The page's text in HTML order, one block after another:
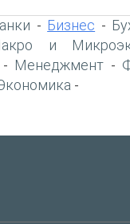
- Бизнес -
и
- Менеджмент -
-